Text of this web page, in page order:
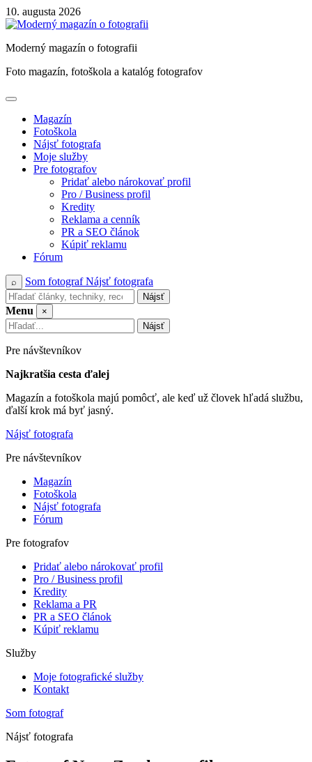
Skip
to
10. augusta 2026
Moderný magazín o fotografii
Foto magazín, fotoškola a katalóg fotografov
Magazín
Fotoškola
Nájsť fotografa
Moje služby
Pre fotografov
Pridať alebo nárokovať profil
Pro / Business profil
Kredity
Reklama a cenník
PR a SEO článok
Kúpiť reklamu
Fórum
⌕ Som fotografNájsť fotografa
Nájsť
Menu
×
Nájsť
Pre návštevníkov
Najkratšia cesta ďalej
Magazín a fotoškola majú pomôcť, ale keď už človek hľadá službu,
ďalší krok má byť jasný.
Nájsť fotografa
Pre návštevníkov
Magazín
Fotoškola
Nájsť fotografa
Fórum
Pre fotografov
Pridať alebo nárokovať profil
Pro / Business profil
Kredity
Reklama a PR
PR a SEO článok
Kúpiť reklamu
Služby
Moje fotografické služby
Kontakt
Som fotograf
Nájsť fotografa